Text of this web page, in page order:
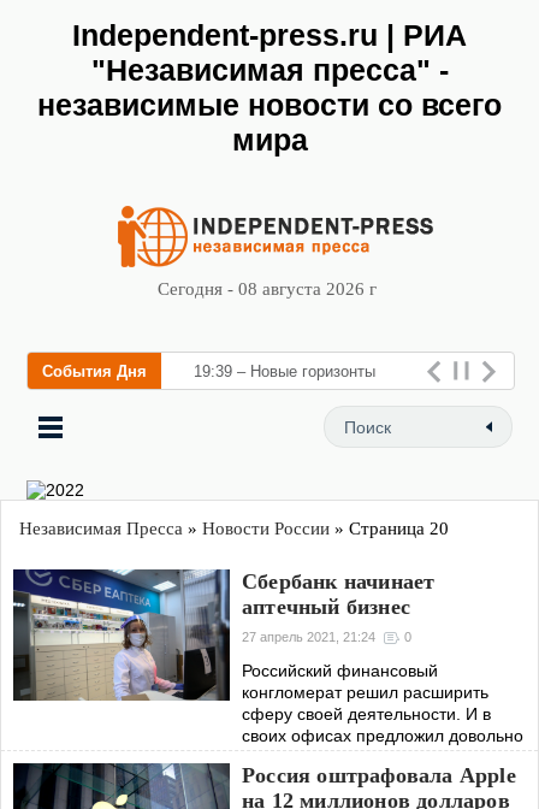
Independent-press.ru | РИА
"Независимая пресса" -
независимые новости со всего
мира
Сегодня - 08 августа 2026 г
События Дня 19:39 – Новые горизонты
флебологии: в Москве
открылся «Городской центр
забо
Независимая Пресса » Новости России » Страница 20
Сбербанк начинает
аптечный бизнес
27 апрель 2021, 21:24 0
Российский финансовый
конгломерат решил расширить
сферу своей деятельности. И в
своих офисах предложил довольно
необычную услугу: открыть
отделения «Сбер Еаптеки» в своих
офисах.
Россия оштрафовала Apple
на 12 миллионов долларов